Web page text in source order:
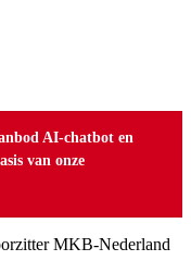
AI-chatbot en
van onze
MKB-Nederland